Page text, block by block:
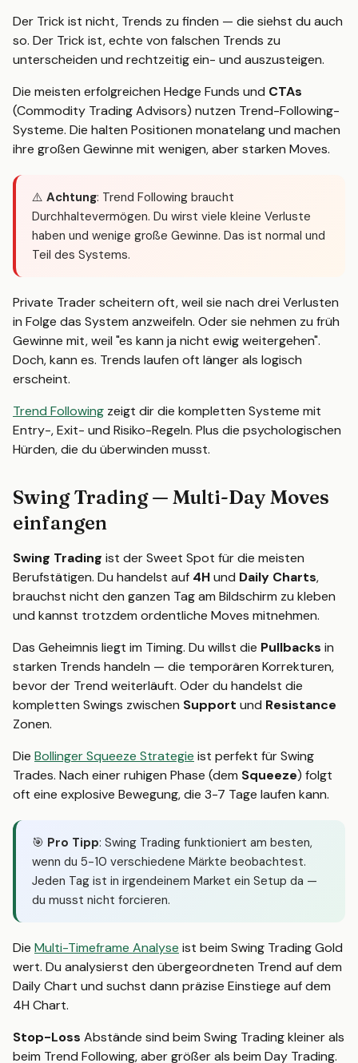
Der Trick ist nicht, Trends zu finden — die siehst du auch
so. Der Trick ist, echte von falschen Trends zu
unterscheiden und rechtzeitig ein- und auszusteigen.
Die meisten erfolgreichen Hedge Funds und CTAs
(Commodity Trading Advisors) nutzen Trend-Following-
Systeme. Die halten Positionen monatelang und machen
ihre großen Gewinne mit wenigen, aber starken Moves.
⚠️ Achtung: Trend Following braucht
Durchhaltevermögen. Du wirst viele kleine Verluste
haben und wenige große Gewinne. Das ist normal und
Teil des Systems.
Private Trader scheitern oft, weil sie nach drei Verlusten
in Folge das System anzweifeln. Oder sie nehmen zu früh
Gewinne mit, weil "es kann ja nicht ewig weitergehen".
Doch, kann es. Trends laufen oft länger als logisch
erscheint.
Trend Following zeigt dir die kompletten Systeme mit
Entry-, Exit- und Risiko-Regeln. Plus die psychologischen
Hürden, die du überwinden musst.
Swing Trading — Multi-Day Moves
einfangen
Swing Trading ist der Sweet Spot für die meisten
Berufstätigen. Du handelst auf 4Hund Daily Charts,
brauchst nicht den ganzen Tag am Bildschirm zu kleben
und kannst trotzdem ordentliche Moves mitnehmen.
Das Geheimnis liegt im Timing. Du willst die Pullbacks in
starken Trends handeln — die temporären Korrekturen,
bevor der Trend weiterläuft. Oder du handelst die
kompletten Swings zwischen Support und Resistance
Zonen.
Die Bollinger Squeeze Strategie ist perfekt für Swing
Trades. Nach einer ruhigen Phase (dem Squeeze) folgt
oft eine explosive Bewegung, die 3-7 Tage laufen kann.
🎯 Pro Tipp: Swing Trading funktioniert am besten,
wenn du 5-10 verschiedene Märkte beobachtest.
Jeden Tag ist in irgendeinem Market ein Setup da —
du musst nicht forcieren.
Die Multi-Timeframe Analyse ist beim Swing Trading Gold
wert. Du analysierst den übergeordneten Trend auf dem
Daily Chart und suchst dann präzise Einstiege auf dem
4H Chart.
Stop-Loss Abstände sind beim Swing Trading kleiner als
beim Trend Following, aber größer als beim Day Trading.